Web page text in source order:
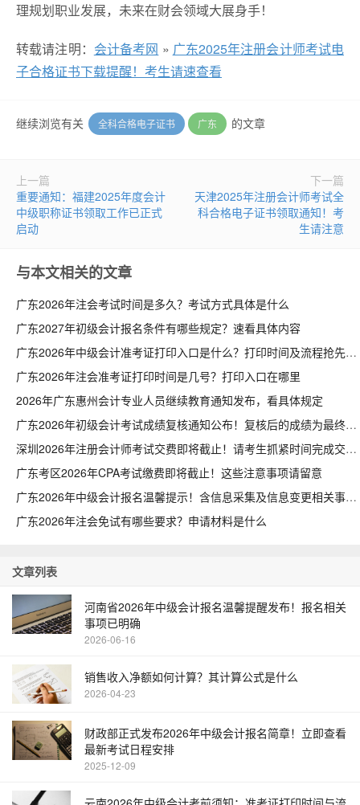
理规划职业发展，未来在财会领域大展身手！
转载请注明： 会计备考网 » 广东2025年注册会计师考试电
子合格证书下载提醒！考生请速查看
继续浏览有关 全科合格电子证书 广东 的文章
上一篇
重要通知：福建2025年度会计
中级职称证书领取工作已正式
启动
下一篇
天津2025年注册会计师考试全
科合格电子证书领取通知！考
生请注意
与本文相关的文章
广东2026年注会考试时间是多久？考试方式具体是什么
广东2027年初级会计报名条件有哪些规定？速看具体内容
广东2026年中级会计准考证打印入口是什么？打印时间及流程抢先看
广东2026年注会准考证打印时间是几号？打印入口在哪里
2026年广东惠州会计专业人员继续教育通知发布，看具体规定
广东2026年初级会计考试成绩复核通知公布！复核后的成绩为最终成绩
深圳2026年注册会计师考试交费即将截止！请考生抓紧时间完成交费
广东考区2026年CPA考试缴费即将截止！这些注意事项请留意
广东2026年中级会计报名温馨提示！含信息采集及信息变更相关事项
广东2026年注会免试有哪些要求？申请材料是什么
文章列表
河南省2026年中级会计报名温馨提醒发布！报名相关
事项已明确
2026-06-16
销售收入净额如何计算？其计算公式是什么
2026-04-23
财政部正式发布2026年中级会计报名简章！立即查看
最新考试日程安排
2025-12-09